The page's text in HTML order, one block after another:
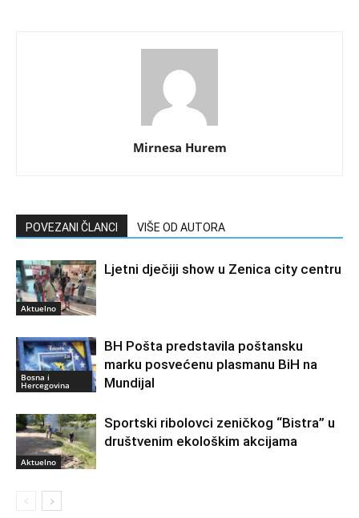
Mirnesa Hurem
POVEZANI ČLANCI VIŠE OD AUTORA
Aktuelno
Ljetni dječiji show u Zenica city centru
Bosna i
Hercegovina
BH Pošta predstavila poštansku
marku posvećenu plasmanu BiH na
Mundijal
Aktuelno
Sportski ribolovci zeničkog “Bistra” u
društvenim ekološkim akcijama